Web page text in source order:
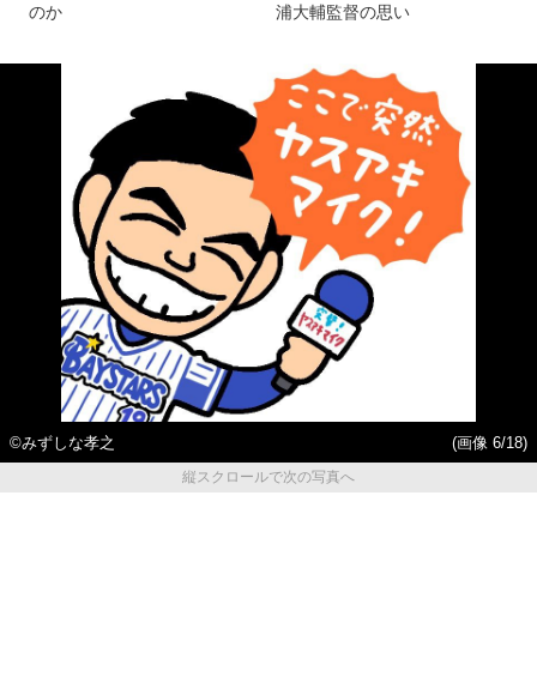
のか
浦大輔監督の思い
©みずしな孝之
(画像 6/18)
縦スクロールで次の写真へ